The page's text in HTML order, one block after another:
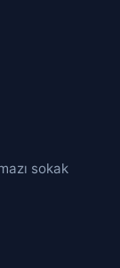
sokak